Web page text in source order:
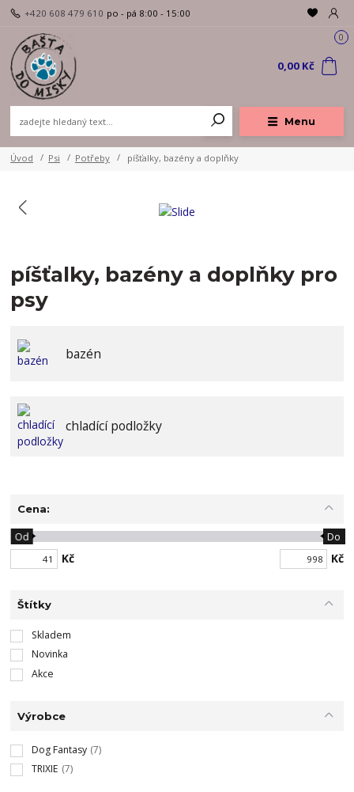
Menu
+420 608 479 610 po - pá 8:00 - 15:00
0
0,00 Kč
Úvod Psi Potřeby píšťalky, bazény a doplňky
píšťalky, bazény a doplňky pro
psy
bazén
chladící podložky
Cena:
Kč
Od Do
Kč
Štítky
Skladem
Novinka
Akce
Výrobce
Dog Fantasy (7)
TRIXIE (7)